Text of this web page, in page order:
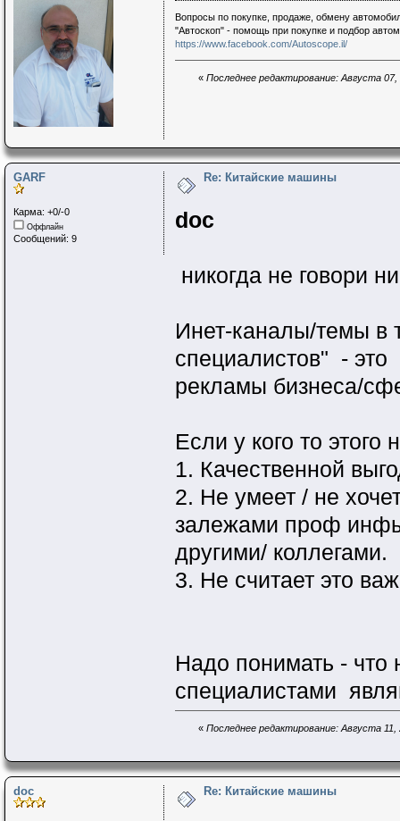
Вопросы по покупке, продаже, обмену
"Автоскоп" - помощь при покупке и подбор
https://www.facebook.com/Autoscope.il/
« Последнее редактирование: Августа
GARF
Карма: +0/-0
Оффлайн
Сообщений: 9
Re: Китайские машины
doc
никогда не говори
Инет-каналы/темы в
специалистов" - это
рекламы бизнеса/
Если у кого то этого
1. Качественной
2. Не умеет / не
залежами проф
другими/ коллегами.
3. Не считает это
Надо понимать - что
специалистами
« Последнее редактирование: Августа
doc Re: Китайские машины